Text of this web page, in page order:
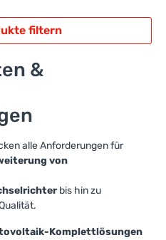
filtern
&
alle Anforderungen für
von
bis hin zu
Komplettlösungen